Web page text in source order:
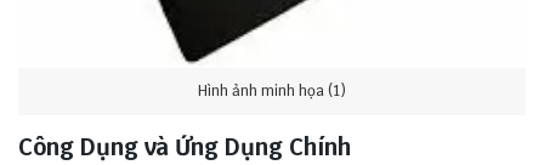
Hình ảnh minh họa (1)
Công Dụng và Ứng Dụng Chính